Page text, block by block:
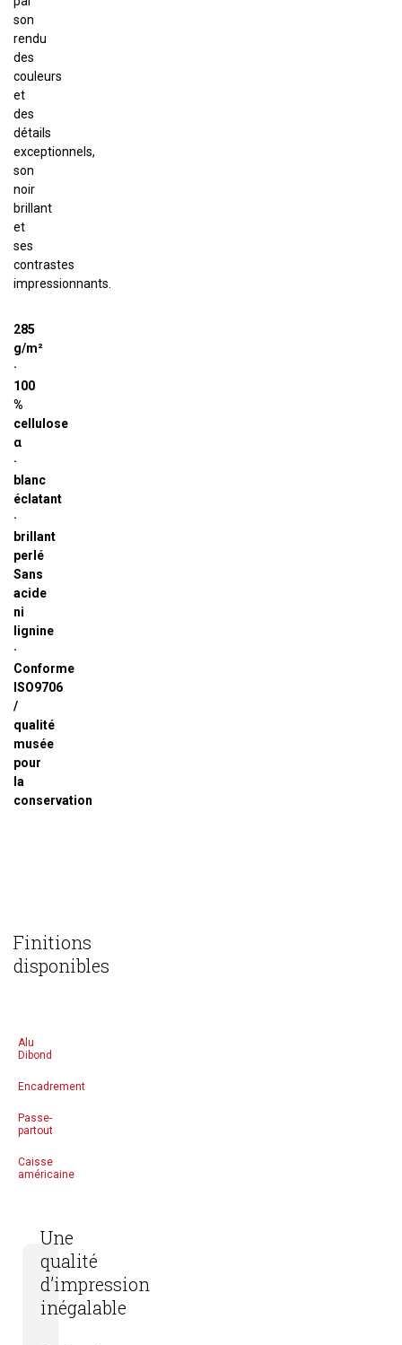
son
rendu
des
couleurs
et
des
détails
exceptionnels,
son
noir
brillant
et
ses
contrastes
impressionnants.
285
g/m²
·
100
%
cellulose
α
·
blanc
éclatant
·
brillant
perlé
Sans
acide
ni
lignine
·
Conforme
ISO9706
/
qualité
musée
pour
la
conservation
Finitions
disponibles
Alu
Dibond
Encadrement
Passe-
partout
Caisse
américaine
Une
qualité
d’impression
inégalable